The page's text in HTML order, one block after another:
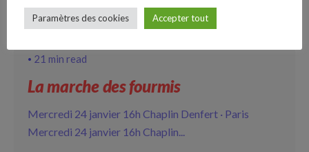
Follow Us
21 min read
La marche des fourmis
Mercredi 24 janvier 16h Chaplin Denfert · Paris
Mercredi 24 janvier 16h Chaplin...
Paramètres des cookies Accepter tout